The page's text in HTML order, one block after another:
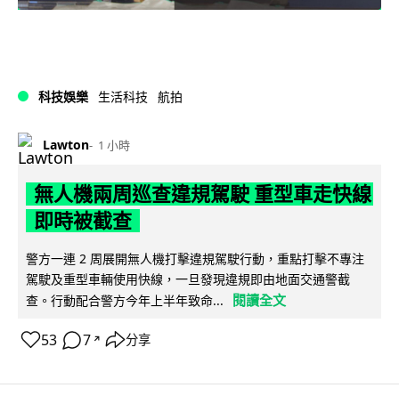
科技娛樂 生活科技 航拍
Lawton 1 小時
無人機兩周巡查違規駕駛 重型車走快線
即時被截查
警方一連 2 周展開無人機打擊違規駕駛行動，重點打擊不專注
駕駛及重型車輛使用快線，一旦發現違規即由地面交通警截
查。行動配合警方今年上半年致命...
閱讀全文
53 7 ↗ 分享